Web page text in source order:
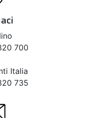
700
Italia
735